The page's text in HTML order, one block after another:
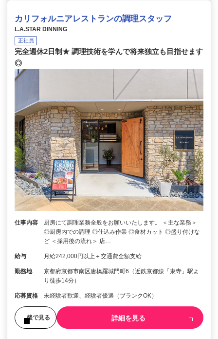
カリフォルニアレストランの調理スタッフ
L.A.STAR DINNING
正社員
完全週休2日制★ 調理技術を学んで将来独立も目指せます
◎
仕事内容
厨房にて調理業務全般をお願いいたします。 ＜主な業務＞
◎厨房内での調理 ◎仕込み作業 ◎食材カット ◎盛り付けな
ど ＜採用後の流れ＞ 店…
給与 月給242,000円以上＋交通費全額支給
勤務地
京都府京都市南区唐橋羅城門町6（近鉄京都線「東寺」駅よ
り徒歩14分）
応募資格 未経験者歓迎、経験者優遇（ブランクOK）
後で見る 詳細を見る